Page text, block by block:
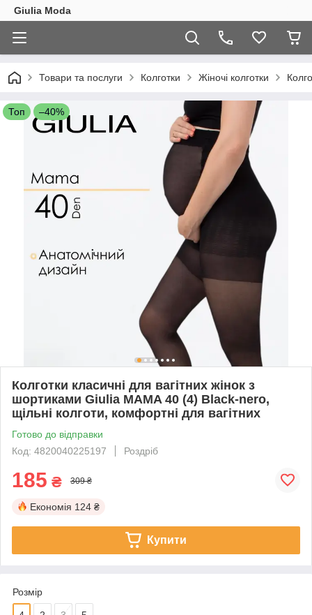
Giulia Moda
Товари та послуги Колготки Жіночі колготки
Топ –40%
Колготки класичні для вагітних жінок з
шортиками Giulia MAMA 40 (4) Black-nero,
щільні колготи, комфортні для вагітних
Готово до відправки
Код: 4820040225197
Роздріб
185 ₴ 309 ₴
Економія 124 ₴
Купити
Розмір